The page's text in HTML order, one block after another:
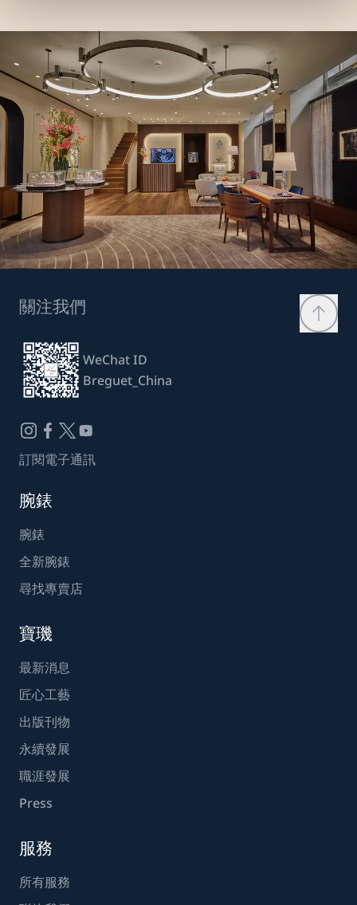
關注我們
WeChat ID
Breguet_China
訂閱電子通訊
腕錶
腕錶
全新腕錶
尋找專賣店
寶璣
最新消息
匠心工藝
出版刊物
永續發展
職涯發展
Press
服務
所有服務